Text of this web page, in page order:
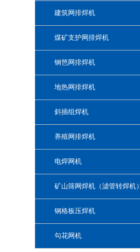
建筑网排焊机
煤矿支护网排焊机
钢笆网排焊机
地热网排焊机
斜插组焊机
养殖网排焊机
电焊网机
矿山筛网焊机（滤管转焊机）
钢格板压焊机
勾花网机